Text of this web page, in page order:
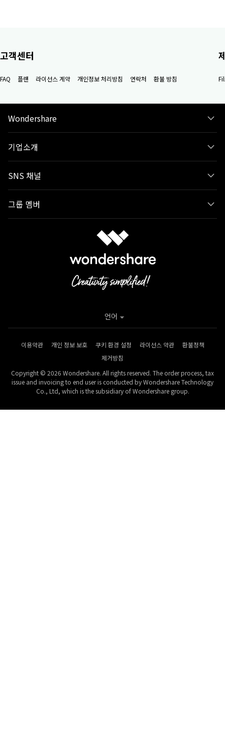
고객센터
FAQ 플랜 라이선스 계약 개인정보 처리방침 연락처 환불 방침
Wondershare
기업소개
SNS 채널
그룹 멤버
이용약관 개인 정보 보호 쿠키 환경 설정 라이선스 약관
환불정책
제거방침
Copyright © 2026 Wondershare. All rights reserved. The order process, tax
issue and invoicing to end user is conducted by Wondershare Technology
Co., Ltd, which is the subsidiary of Wondershare group.
언어